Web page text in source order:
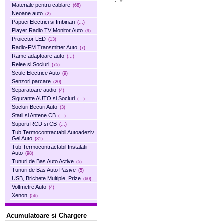
Materiale pentru cablare (68)
Neoane auto (2)
Papuci Electrici si Imbinari (...)
Player Radio TV Monitor Auto (9)
Proiector LED (13)
Radio-FM Transmitter Auto (7)
Rame adaptoare auto (...)
Relee si Socluri (75)
Scule Electrice Auto (9)
Senzori parcare (20)
Separatoare audio (4)
Sigurante AUTO si Socluri (...)
Socluri Becuri Auto (3)
Statii si Antene CB (...)
Suporti RCD si CB (...)
Tub Termocontractabil Autoadeziv
Gel Auto (31)
Tub Termocontractabil Instalatii
Auto (98)
Tunuri de Bas Auto Active (5)
Tunuri de Bas Auto Pasive (5)
USB, Brichete Multiple, Prize (60)
Voltmetre Auto (4)
Xenon (56)
Acumulatoare si Chargere